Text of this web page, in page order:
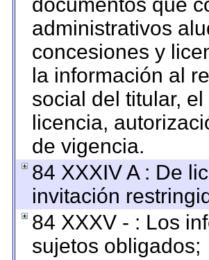
administrativos
concesiones y
la información al
social del titular,
licencia,
de vigencia.
84 XXXIV A : De
invitación
84 XXXV - : Los
sujetos obligados;